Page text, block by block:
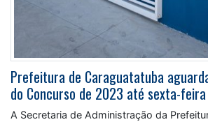
Prefeitura de Caraguatatuba
do Concurso de 2023 até sexta-feira
A Secretaria de Administração da